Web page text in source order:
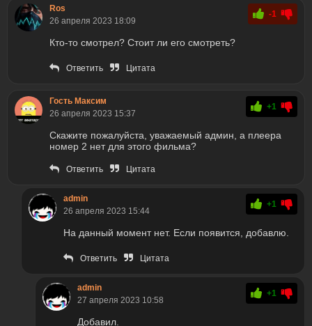
Ros
26 апреля 2023 18:09
-1
Кто-то смотрел? Стоит ли его смотреть?
Ответить Цитата
Гость Максим
26 апреля 2023 15:37
+1
Скажите пожалуйста, уважаемый админ, а плеера
номер 2 нет для этого фильма?
Ответить Цитата
admin
26 апреля 2023 15:44
+1
На данный момент нет. Если появится, добавлю.
Ответить Цитата
admin
27 апреля 2023 10:58
+1
Добавил.